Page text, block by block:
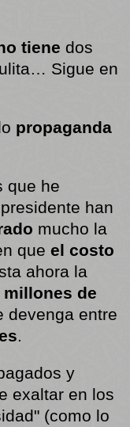
tiene dos
Sigue en
propaganda
que he
han
mucho la
que el costo
ahora la
millones de
devenga entre
.
y
exaltar en los
(como lo